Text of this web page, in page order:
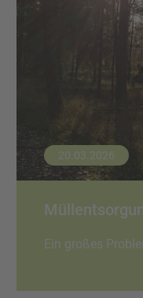
20.03.2026
Ein großes